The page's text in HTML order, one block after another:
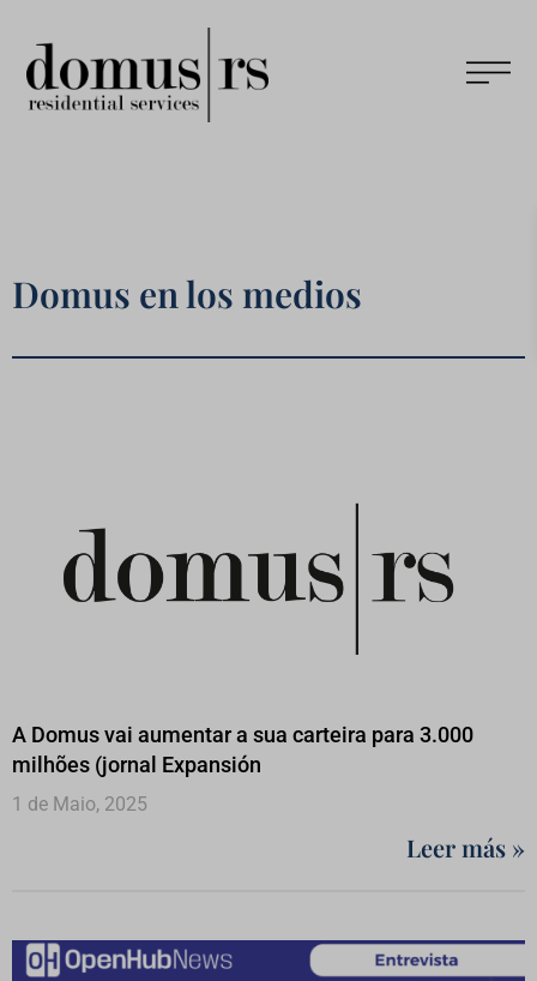
Domus en los medios
A Domus vai aumentar a sua carteira para 3.000
milhões (jornal Expansión
1 de Maio, 2025
Leer más »